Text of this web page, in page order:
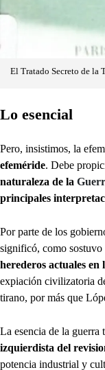
El Tratado Secreto de la
Lo esencial
Pero, insistimos, la
efeméride. Debe
naturaleza de la
principales
Por parte de los
significó, como sostuvo
herederos actuales
expiación civilizatoria
tirano, por más que
La esencia de la guerra
izquierdista del
potencia industrial y